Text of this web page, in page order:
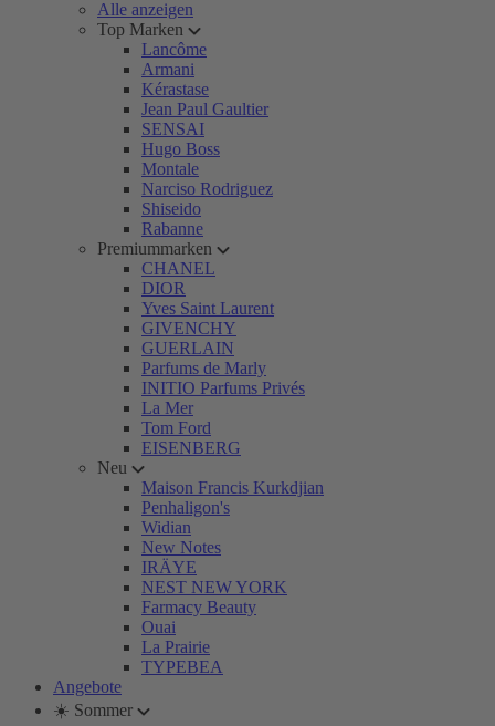
Alle anzeigen
Top Marken
Lancôme
Armani
Kérastase
Jean Paul Gaultier
SENSAI
Hugo Boss
Montale
Narciso Rodriguez
Shiseido
Rabanne
Premiummarken
CHANEL
DIOR
Yves Saint Laurent
GIVENCHY
GUERLAIN
Parfums de Marly
INITIO Parfums Privés
La Mer
Tom Ford
EISENBERG
Neu
Maison Francis Kurkdjian
Penhaligon's
Widian
New Notes
IRÄYE
NEST NEW YORK
Farmacy Beauty
Ouai
La Prairie
TYPEBEA
Angebote
☀️ Sommer